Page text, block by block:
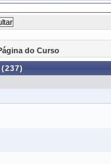
do Curso